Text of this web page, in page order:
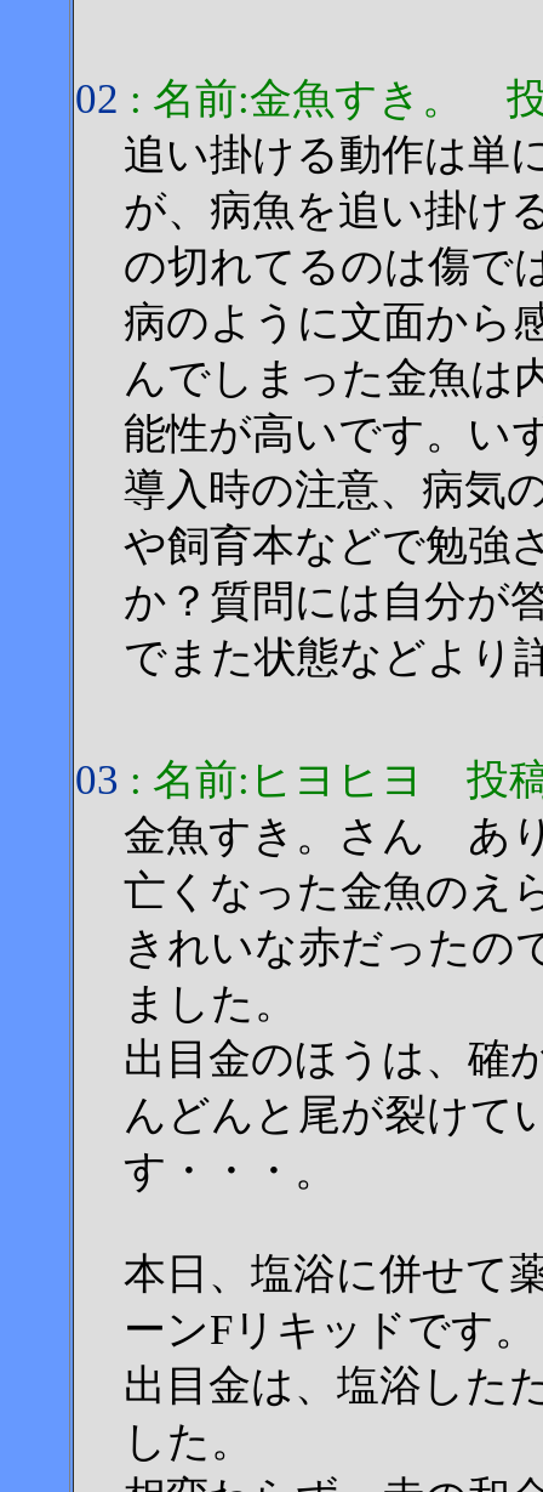
02 : 名前:金魚すき。 投
追い掛ける動作は単
が、病魚を追い掛け
の切れてるのは傷で
病のように文面から
んでしまった金魚は
能性が高いです。い
導入時の注意、病気
や飼育本などで勉強
か？質問には自分が
でまた状態などより
03 : 名前:ヒヨヒヨ 投稿
金魚すき。さん あ
亡くなった金魚のえ
きれいな赤だったの
ました。
出目金のほうは、確
んどんと尾が裂けて
す・・・。
本日、塩浴に併せて
ーンFリキッドです。
出目金は、塩浴した
した。